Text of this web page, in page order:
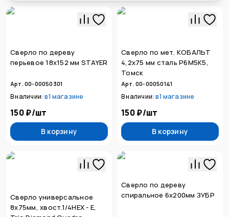
Сверло по дереву
перьевое 18х152 мм STAYER
Арт. 00-00050301
В наличии: в1 магазине
150 ₽/шт
В корзину
Сверло по мет. КОБАЛЬТ
4,2х75 мм сталь Р6М5К5,
Томск
Арт. 00-00050141
В наличии: в1 магазине
150 ₽/шт
В корзину
Сверло универсальное
8х75мм, хвост.1/4HEX - E,
Сверло по дереву
спиральное 6x200мм ЗУБР